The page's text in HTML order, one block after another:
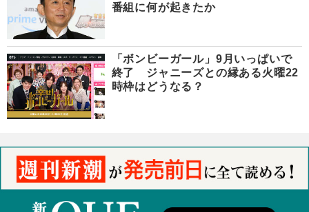
番組に何が起きたか
「ボンビーガール」9月いっぱいで
終了 ジャニーズとの縁ある火曜22
時枠はどうなる？